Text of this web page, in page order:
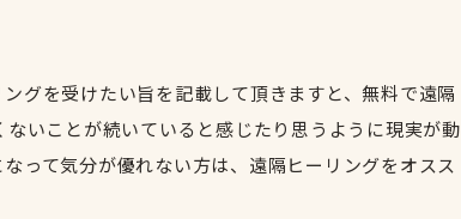
グを受けたい旨を記載して頂きますと、無料で遠隔
いことが続いていると感じたり思うように現実が動
って気分が優れない方は、遠隔ヒーリングをオスス